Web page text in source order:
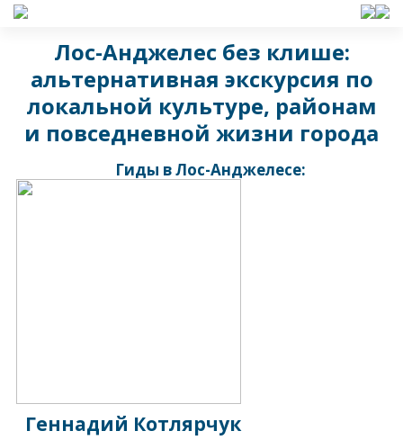
Лос-Анджелес без клише:
альтернативная экскурсия по
локальной культуре, районам
и повседневной жизни города
Гиды в Лос-Анджелесе:
Геннадий Котлярчук